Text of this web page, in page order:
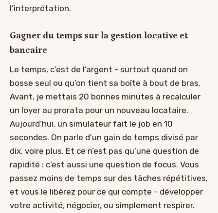
l’interprétation.
Gagner du temps sur la gestion locative et
bancaire
Le temps, c’est de l’argent - surtout quand on
bosse seul ou qu’on tient sa boîte à bout de bras.
Avant, je mettais 20 bonnes minutes à recalculer
un loyer au prorata pour un nouveau locataire.
Aujourd’hui, un simulateur fait le job en 10
secondes. On parle d’un gain de temps divisé par
dix, voire plus. Et ce n’est pas qu’une question de
rapidité : c’est aussi une question de focus. Vous
passez moins de temps sur des tâches répétitives,
et vous le libérez pour ce qui compte - développer
votre activité, négocier, ou simplement respirer.